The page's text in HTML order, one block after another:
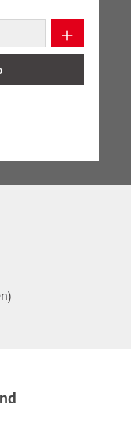
gewünschten